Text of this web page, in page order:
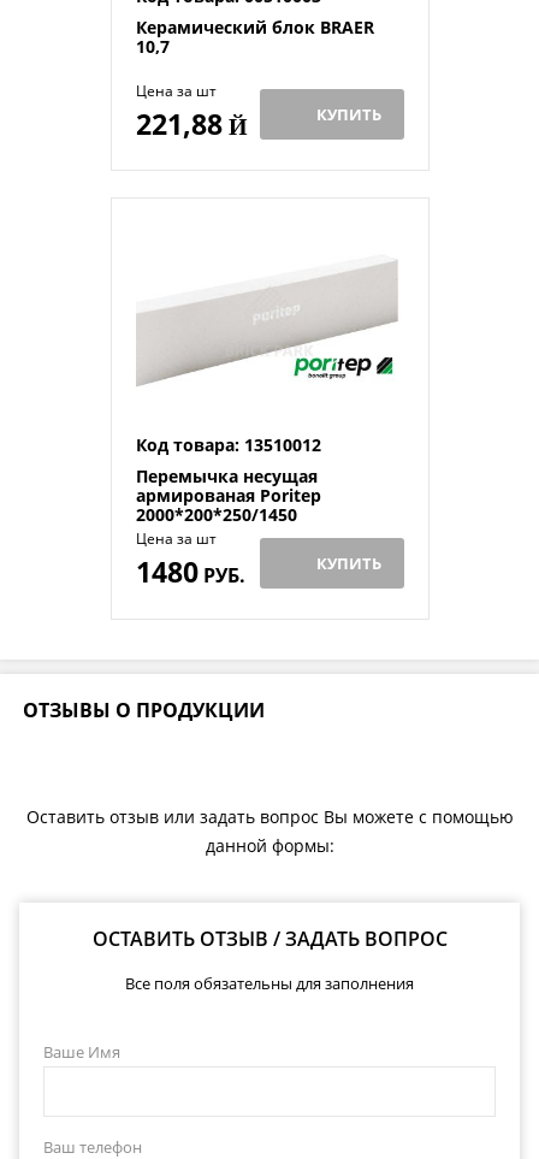
Керамический блок BRAER
10,7
Цена за шт
221,88Й КУПИТЬ
Код товара: 13510012
Перемычка несущая
армированая Poritep
2000*200*250/1450
Цена за шт
1480РУБ. КУПИТЬ
ОТЗЫВЫ О ПРОДУКЦИИ
Оставить отзыв или задать вопрос Вы можете с помощью
данной формы:
ОСТАВИТЬ ОТЗЫВ / ЗАДАТЬ ВОПРОС
Все поля обязательны для заполнения
Ваше Имя
Ваш телефон